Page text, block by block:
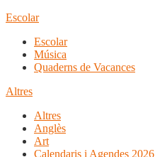
Escolar
Escolar
Música
Quaderns de Vacances
Altres
Altres
Anglès
Art
Calendaris i Agendes 2026